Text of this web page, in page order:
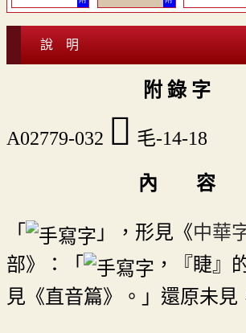
說 明
附 錄 字
A02779-032 󳼘 毛-14-18
內 容
「 」，形見《中華
部》：「
，『睫』
見《直音篇》。」還原未見